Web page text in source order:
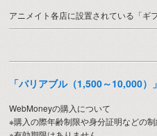
アニメイト各店に設置されている「ギ
「バリアブル（1,500～10,000）」
WebMoneyの購入について
※購入の際年齢制限や身分証明などの制